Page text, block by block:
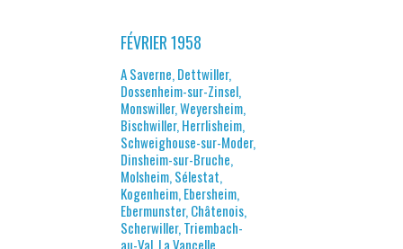
FÉVRIER 1958
A Saverne, Dettwiller,
Dossenheim-sur-Zinsel,
Monswiller, Weyersheim,
Bischwiller, Herrlisheim,
Schweighouse-sur-Moder,
Dinsheim-sur-Bruche,
Molsheim, Sélestat,
Kogenheim, Ebersheim,
Ebermunster, Châtenois,
Scherwiller, Triembach-
au-Val, La Vancelle,